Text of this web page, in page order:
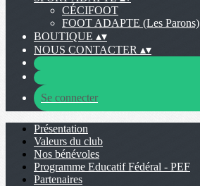
CÉCIFOOT
FOOT ADAPTE (Les Parons)
BOUTIQUE ▴▾
NOUS CONTACTER ▴▾
Se connecter
Présentation
Valeurs du club
Nos bénévoles
Programme Educatif Fédéral - PEF
Partenaires